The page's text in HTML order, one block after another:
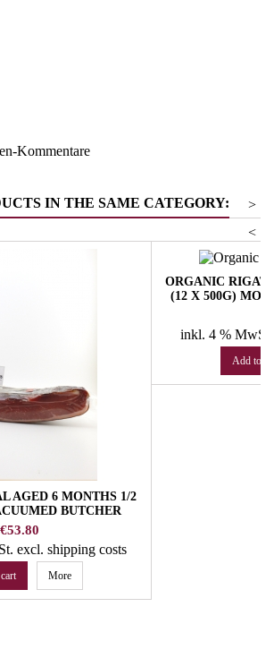
Kommentare
IN THE SAME CATEGORY:
>
<
AGED 6 MONTHS 1/2
BUTCHER
Price
€53.80
excl. shipping costs
More
ORGANIC
(12 X 500G)
inkl. 4 %
Add to